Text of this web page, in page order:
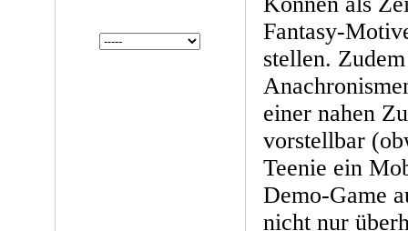
Fantasy-
stellen.
einer nahen
vorstellbar
Teenie ein
Demo-Game
nicht nur